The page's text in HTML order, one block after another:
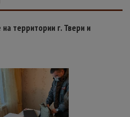
территории г. Твери и